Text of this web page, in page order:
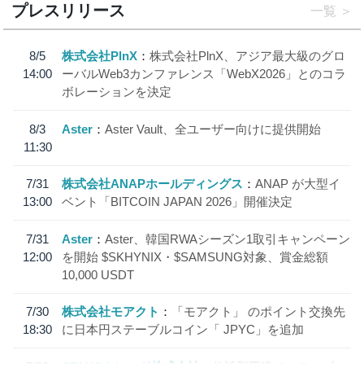
プレスリリース 一覧
8/5
14:00
株式会社PlnX
株式会社PlnX、アジア最大級のグロ
ーバルWeb3カンファレンス「WebX2026」とのコラ
ボレーションを決定
8/3
11:30
Aster Aster Vault、全ユーザー向けに提供開始
7/31
13:00
株式会社ANAPホールディングス
ANAP が大型イ
ベント「BITCOIN JAPAN 2026」開催決定
7/31
12:00
Aster
Aster、韓国RWAシーズン1取引キャンペーン
を開始 $SKHYNIX・$SAMSUNG対象、賞金総額
10,000 USDT
7/30
18:30
株式会社モアクト
「モアクト」 のポイント交換先
に日本円ステーブルコイン「 JPYC」を追加